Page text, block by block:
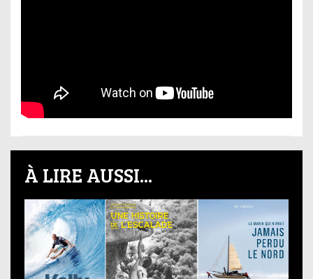
À LIRE AUSSI...